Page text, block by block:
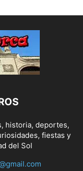
historia, deportes,
fiestas y
del Sol